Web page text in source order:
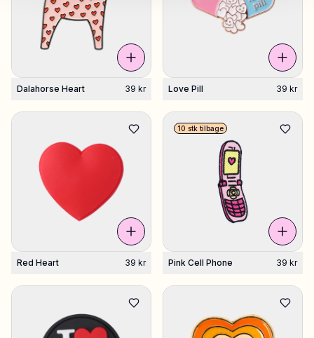
Dalahorse Heart 39 kr Love Pill 39 kr
Red Heart 39 kr Pink Cell Phone 39 kr
10 stk tilbage